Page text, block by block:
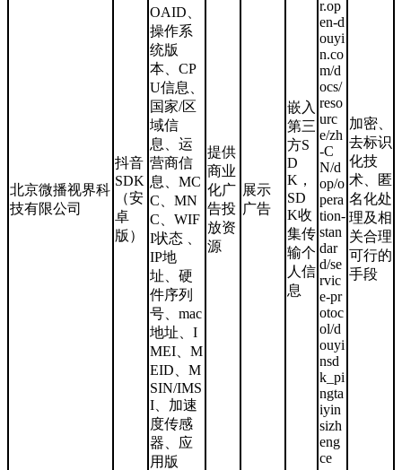
北京微播视界科
技有限公司
抖音
SDK
（安
卓
版）
OAID、
操作系
统版
本、CP
U信息、
国家/区
域信
息、运
营商信
息、MC
C、MN
C、WIF
I状态 、
IP地
址、硬
件序列
号、mac
地址、I
MEI、M
EID、M
SIN/IMS
I、加速
度传感
器、应
用版
提供
商业
化广
告投
放资
源
展示
广告
嵌入
第三
方S
D
K，
SD
K收
集传
输个
人信
息
r.op
en-d
ouyi
n.co
m/d
ocs/
reso
urc
e/zh
-C
N/d
op/o
pera
tion-
stan
dar
d/se
rvic
e-pr
otoc
ol/d
ouyi
nsd
k_pi
ngta
iyin
sizh
eng
ce
加密、
去标识
化技
术、匿
名化处
理及相
关合理
可行的
手段